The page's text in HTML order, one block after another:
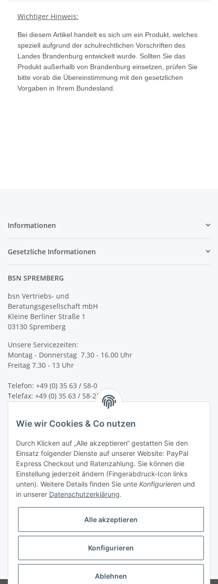
Wichtiger Hinweis:
Bei diesem Artikel handelt es sich um ein Produkt, welches
speziell aufgrund der schulrechtlichen Vorschriften des
Landes Brandenburg entwickelt wurde. Sollten Sie das
Produkt außerhalb von Brandenburg einsetzen, prüfen Sie
bitte vorab die Übereinstimmung mit den gesetzlichen
Vorgaben in Ihrem Bundesland.
Informationen
Gesetzliche Informationen
BSN SPREMBERG
bsn Vertriebs- und
Beratungsgesellschaft mbH
Kleine Berliner Straße 1
03130 Spremberg
Unsere Servicezeiten:
Montag - Donnerstag 7.30 - 16.00 Uhr
Freitag 7.30 - 13 Uhr
Telefon: +49 (0) 35 63 / 58-0
Telefax: +49 (0) 35 63 / 58-231
service@bsn-spremberg.de
Wir versenden mit:
Ihre Zahlmöglichkeiten:
* Alle Preise inkl. gesetzlicher USt.
Wie wir Cookies & Co nutzen
Durch Klicken auf „Alle akzeptieren“ gestatten Sie den
Einsatz folgender Dienste auf unserer Website: PayPal
Express Checkout und Ratenzahlung. Sie können die
Einstellung jederzeit ändern (Fingerabdruck-Icon links
unten). Weitere Details finden Sie unte Konfigurieren und
in unserer Datenschutzerklärung.
Alle akzeptieren
Konfigurieren
Ablehnen